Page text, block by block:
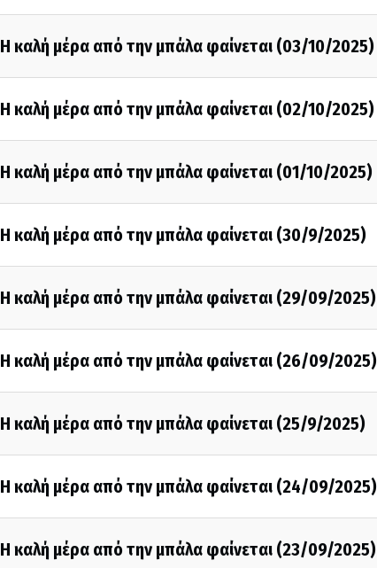
Η καλή μέρα από την μπάλα φαίνεται (03/10/2025)
Η καλή μέρα από την μπάλα φαίνεται (02/10/2025)
Η καλή μέρα από την μπάλα φαίνεται (01/10/2025)
Η καλή μέρα από την μπάλα φαίνεται (30/9/2025)
Η καλή μέρα από την μπάλα φαίνεται (29/09/2025)
Η καλή μέρα από την μπάλα φαίνεται (26/09/2025)
Η καλή μέρα από την μπάλα φαίνεται (25/9/2025)
Η καλή μέρα από την μπάλα φαίνεται (24/09/2025)
Η καλή μέρα από την μπάλα φαίνεται (23/09/2025)